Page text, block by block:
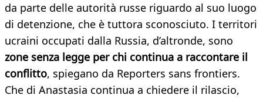
da parte delle autorità russe riguardo al suo luogo
di detenzione, che è tuttora sconosciuto. I territori
ucraini occupati dalla Russia, d’altronde, sono
zone senza legge per chi continua a raccontare il
conflitto, spiegano da Reporters sans frontiers.
Che di Anastasia continua a chiedere il rilascio,